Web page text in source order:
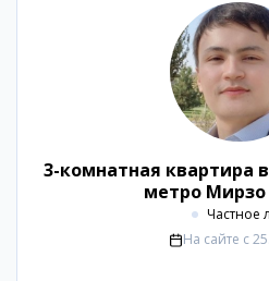
3-комнатная квартира
метро Мирзо
Частное
На сайте с